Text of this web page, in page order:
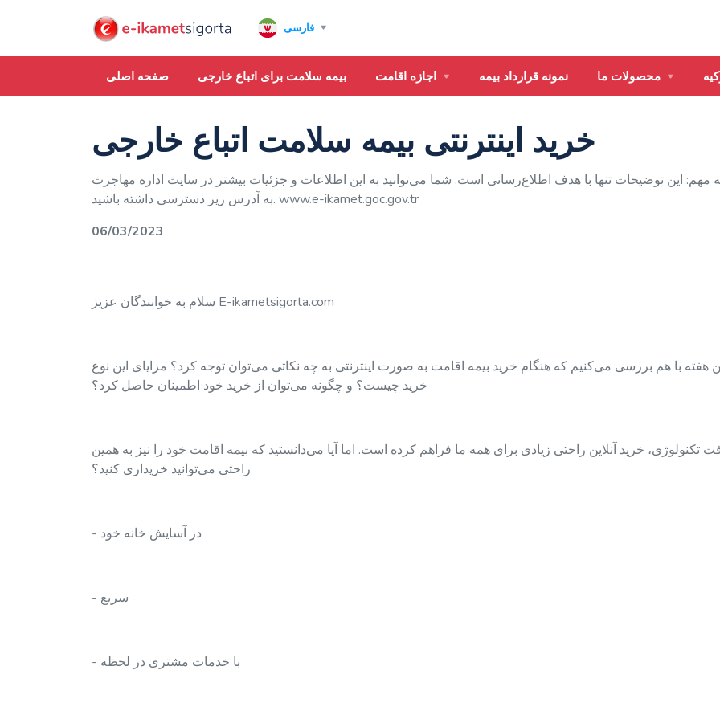
فارسی
صفحه اصلی بیمه سلامت برای اتباع خارجی نمونه قرارداد بیمه محصولات ما
خرید اینترنتی بیمه سلامت اتباع خارجی
مهم: این توضیحات تنها با هدف اطلاع‌رسانی است. شما می‌توانید به این اطلاعات و جزئیات بیشتر در سایت اداره مهاجرت
به آدرس زیر دسترسی داشته باشید. www.e-ikamet.goc.gov.tr
06/03/2023
سلام به خوانندگان عزیز E-ikametsigorta.com
هفته با هم بررسی می‌کنیم که هنگام خرید بیمه اقامت به صورت اینترنتی به چه نکاتی می‌توان توجه کرد؟ مزایای این نوع
خرید چیست؟ و چگونه می‌توان از خرید خود اطمینان حاصل کرد؟
تکنولوژی، خرید آنلاین راحتی زیادی برای همه ما فراهم کرده است. اما آیا می‌دانستید که بیمه اقامت خود را نیز به همین
راحتی می‌توانید خریداری کنید؟
- در آسایش خانه خود
- سریع
- با خدمات مشتری در لحظه